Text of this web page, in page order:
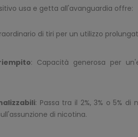
usa e getta all'avanguardia offre:
di tiri per un utilizzo
: Capacità generosa per
: Passa tra il 2%, 3% o 5%
di nicotina.